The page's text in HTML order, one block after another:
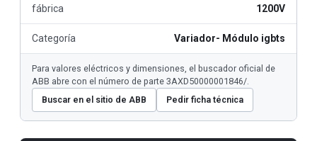
fábrica
1200V
Categoría Variador- Módulo igbts
Para valores eléctricos y dimensiones, el buscador oficial de
ABB abre con el número de parte 3AXD50000001846/.
Buscar en el sitio de ABB
Pedir ficha técnica